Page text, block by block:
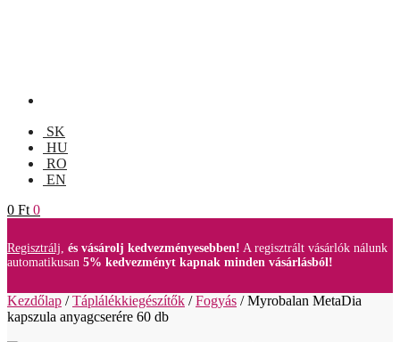
SK
HU
RO
EN
0 Ft 0
Regisztrálj, és vásárolj kedvezményesebben! A regisztrált vásárlók nálunk
automatikusan 5% kedvezményt kapnak minden vásárlásból!
Kezdőlap /Táplálékkiegészítők /Fogyás /Myrobalan MetaDia
kapszula anyagcserére 60 db